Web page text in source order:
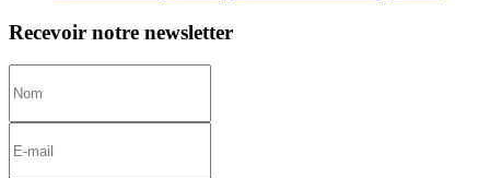
Recevoir notre newsletter